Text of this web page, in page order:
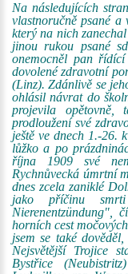
Na následujících
vlastnoručně psané a
který na nich
jinou rukou psané
onemocněl pan
dovolené zdravotní
(Linz). Zdánlivě se
ohlásil návrat do
projevila opětovně,
prodloužení své
ještě ve dnech 1.-26.
lůžko a po
října 1909 své
Rychnůvecká úmrtní
dnes zcela zaniklé
jako příčinu smrti
Nierenentzündung",
horních cest
jsem se také
Nejsvětější Trojice
Bystřice